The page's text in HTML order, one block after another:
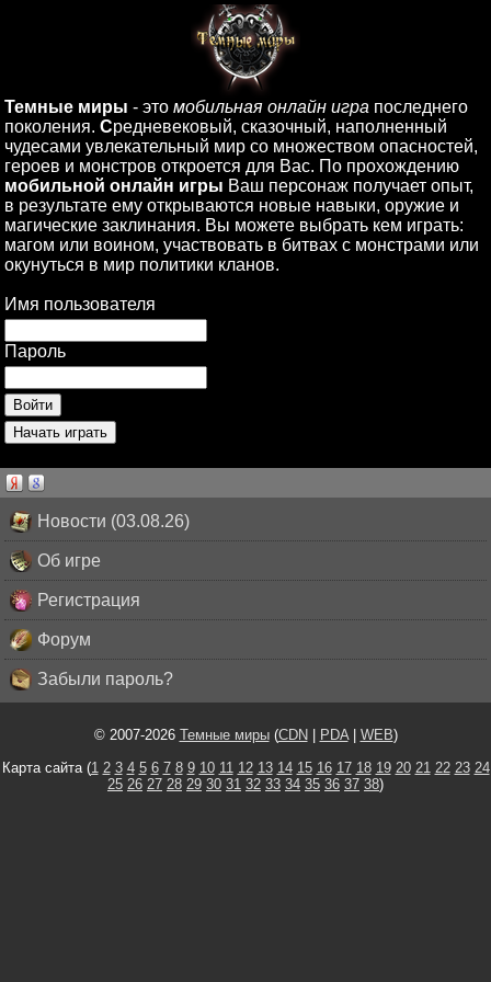
Темные миры - это мобильная онлайн игра последнего
поколения. Средневековый, сказочный, наполненный
чудесами увлекательный мир со множеством опасностей,
героев и монстров откроется для Вас. По прохождению
мобильной онлайн игры Ваш персонаж получает опыт,
в результате ему открываются новые навыки, оружие и
магические заклинания. Вы можете выбрать кем играть:
магом или воином, участвовать в битвах с монстрами или
окунуться в мир политики кланов.
Имя пользователя
Пароль
Новости (03.08.26)
Об игре
Регистрация
Форум
Забыли пароль?
© 2007-2026 Темные миры(CDN| PDA| WEB)
Карта сайта (1 2 3 4 5 6 7 8 9 10 11 12 13 14 15 16 17 18 19 20 21 22 23 24
25 26 27 28 29 30 31 32 33 34 35 36 37 38)